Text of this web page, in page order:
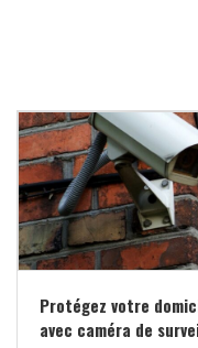
Protégez votre
avec caméra de